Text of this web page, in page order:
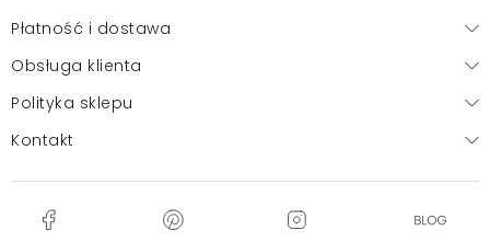
Płatność i dostawa
Obsługa klienta
Polityka sklepu
Kontakt